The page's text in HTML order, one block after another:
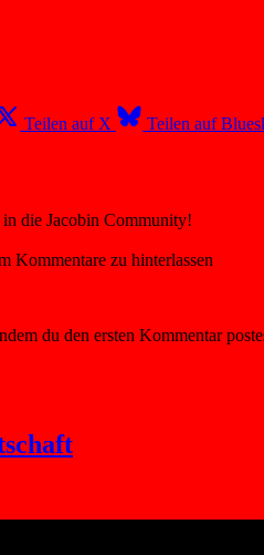
Teilen auf X Teilen auf
die Jacobin Community!